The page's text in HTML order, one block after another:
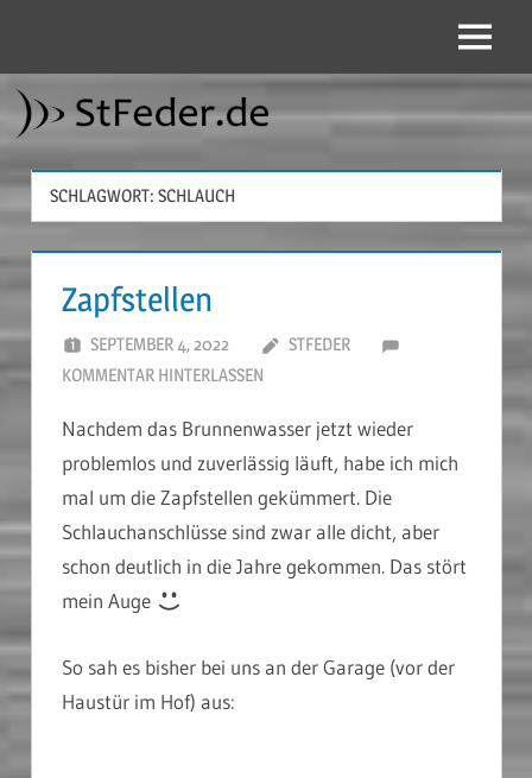
springen
Menü
SCHLAGWORT: SCHLAUCH
Zapfstellen
SEPTEMBER 4, 2022
STFEDER
KOMMENTAR HINTERLASSEN
Nachdem das Brunnenwasser jetzt wieder
problemlos und zuverlässig läuft, habe ich mich
mal um die Zapfstellen gekümmert. Die
Schlauchanschlüsse sind zwar alle dicht, aber
schon deutlich in die Jahre gekommen. Das stört
mein Auge
So sah es bisher bei uns an der Garage (vor der
Haustür im Hof) aus: